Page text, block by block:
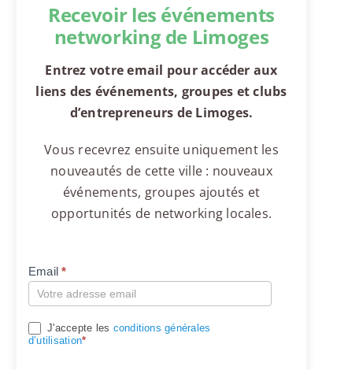
Recevoir les événements
networking de Limoges
Entrez votre email pour accéder aux
liens des événements, groupes et clubs
d’entrepreneurs de Limoges.
Vous recevrez ensuite uniquement les
nouveautés de cette ville : nouveaux
événements, groupes ajoutés et
opportunités de networking locales.
Compte
Email*
J'accepte les conditions générales
d’utilisation*